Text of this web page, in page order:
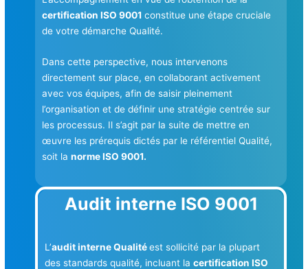
certification ISO 9001constitue une étape cruciale
de votre démarche Qualité.
Dans cette perspective, nous intervenons
directement sur place, en collaborant activement
avec vos équipes, afin de saisir pleinement
l’organisation et de définir une stratégie centrée sur
les processus. Il s’agit par la suite de mettre en
œuvre les prérequis dictés par le référentiel Qualité,
soit lanorme ISO 9001.
Audit interne ISO 9001
L’audit interne Qualitéest sollicité par la plupart
des standards qualité, incluant lacertification ISO